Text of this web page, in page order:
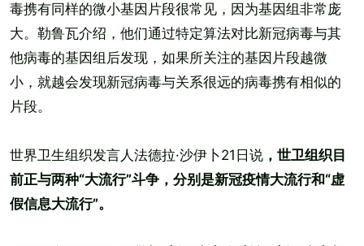
毒携有同样的微小基因片段很常见，因为基因组非常庞
大。勒鲁瓦介绍，他们通过特定算法对比新冠病毒与其
他病毒的基因组后发现，如果所关注的基因片段越微
小，就越会发现新冠病毒与关系很远的病毒携有相似的
片段。
世界卫生组织发言人法德拉·沙伊卜21日说 ，世卫组织目
前正与两种“大流行”斗争，分别是新冠疫情大流行和“虚
假信息大流行”。